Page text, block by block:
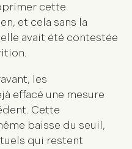
cette
et cela sans la
avait été contestée
les
effacé une mesure
Cette
baisse du seuil,
qui restent